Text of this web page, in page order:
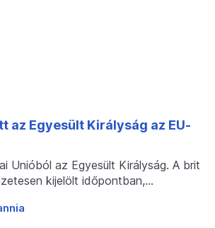
az Egyesült Királyság az EU-
Unióból az Egyesült Királyság. A brit
kijelölt időpontban,…